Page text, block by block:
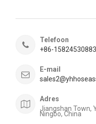
Telefoon
+86-15824530883
E-mail
Adres
Jiangshan Town,
Ningbo, China